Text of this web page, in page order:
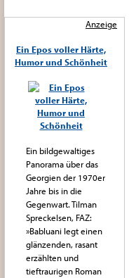
Anzeige
Ein Epos voller Härte,
Humor und Schönheit
Ein bildgewaltiges
Panorama über das
Georgien der 1970er
Jahre bis in die
Gegenwart. Tilman
Spreckelsen, FAZ:
»Babluani legt einen
glänzenden, rasant
erzählten und
tieftraurigen Roman